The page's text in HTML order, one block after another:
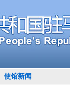
使馆新闻